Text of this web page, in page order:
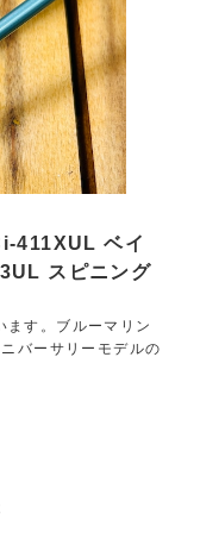
411XUL ベイ
スピニング
ます。ブルーマリン
バーサリーモデルの